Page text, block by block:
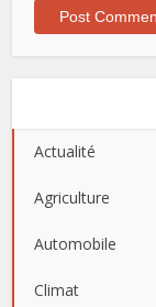
Actualité
Agriculture
Automobile
Climat